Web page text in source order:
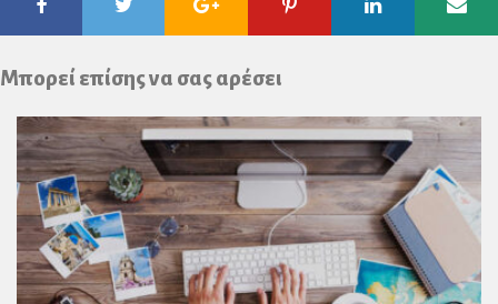
Plus
Μπορεί επίσης να σας αρέσει